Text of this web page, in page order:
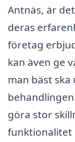
Antnäs, är
deras
företag
kan även ge
man bäst
göra stor
funktionalitet